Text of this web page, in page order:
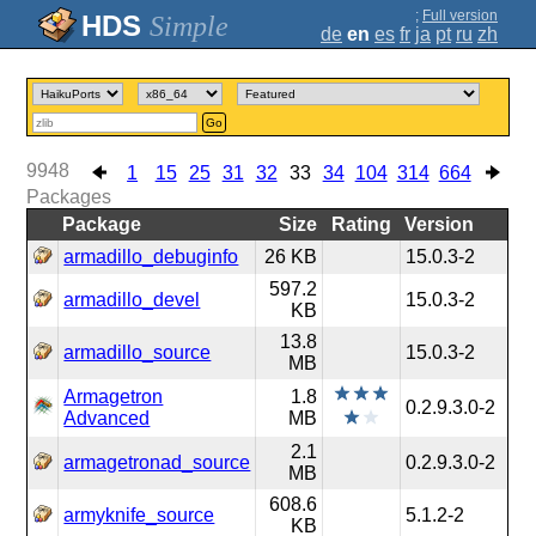
Simple ; Full version
de en es fr ja pt ru zh
Go
1 15 25 31 32 33 34 104 314 664
9948
Packages
Package
Size Rating
Version
armadillo_debuginfo
26 KB 15.0.3-2
armadillo_devel
597.2
KB
15.0.3-2
armadillo_source
13.8
MB
15.0.3-2
Armagetron
Advanced
1.8
MB
0.2.9.3.0-2
armagetronad_source
2.1
MB
0.2.9.3.0-2
armyknife_source
608.6
KB
5.1.2-2